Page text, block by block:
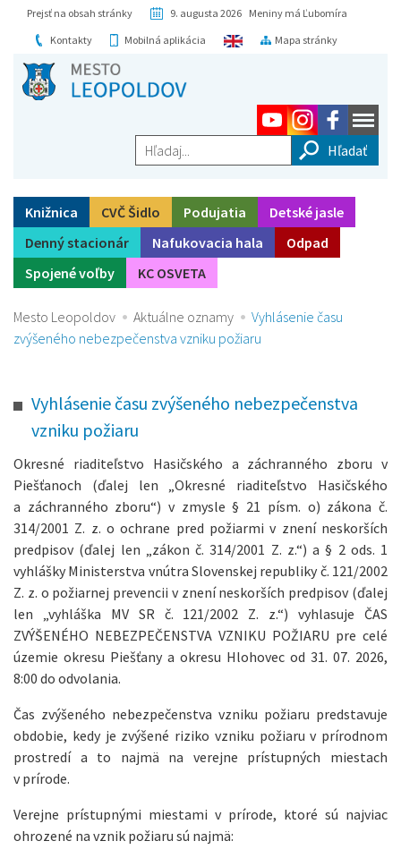
Prejsť na obsah stránky
9. augusta 2026 Meniny má Ľubomíra
Kontakty
Mobilná aplikácia Mapa stránky
Hľadaj...
Knižnica CVČ Šidlo Podujatia
Detské jasle
Denný stacionár
Nafukovacia hala
Odpad
Spojené voľby
KC OSVETA
Mesto Leopoldov Aktuálne oznamy
Vyhlásenie času
zvýšeného nebezpečenstva vzniku požiaru
Vyhlásenie času zvýšeného nebezpečenstva
vzniku požiaru
Okresné riaditeľstvo Hasičského a záchranného zboru v
Piešťanoch (ďalej len „Okresné riaditeľstvo Hasičského
a záchranného zboru“) v zmysle § 21 písm. o) zákona č.
314/2001 Z. z. o ochrane pred požiarmi v znení neskorších
predpisov (ďalej len „zákon č. 314/2001 Z. z.“) a § 2 ods. 1
vyhlášky Ministerstva vnútra Slovenskej republiky č. 121/2002
Z. z. o požiarnej prevencii v znení neskorších predpisov (ďalej
len „vyhláška MV SR č. 121/2002 Z. z.“) vyhlasuje ČAS
ZVÝŠENÉHO NEBEZPEČENSTVA VZNIKU POŽIARU pre celé
územie okresu Piešťany a okresu Hlohovec od 31. 07. 2026,
8:00 do odvolania.
Čas zvýšeného nebezpečenstva vzniku požiaru predstavuje
obdobie, kedy je zvýšené riziko vzniku požiaru v prírodnom
prostredí a to najmä na verejne prístupných miestach
v prírode.
Verejne prístupnými miestami v prírode, ktoré sú najviac
ohrozené na vznik požiaru sú najmä: